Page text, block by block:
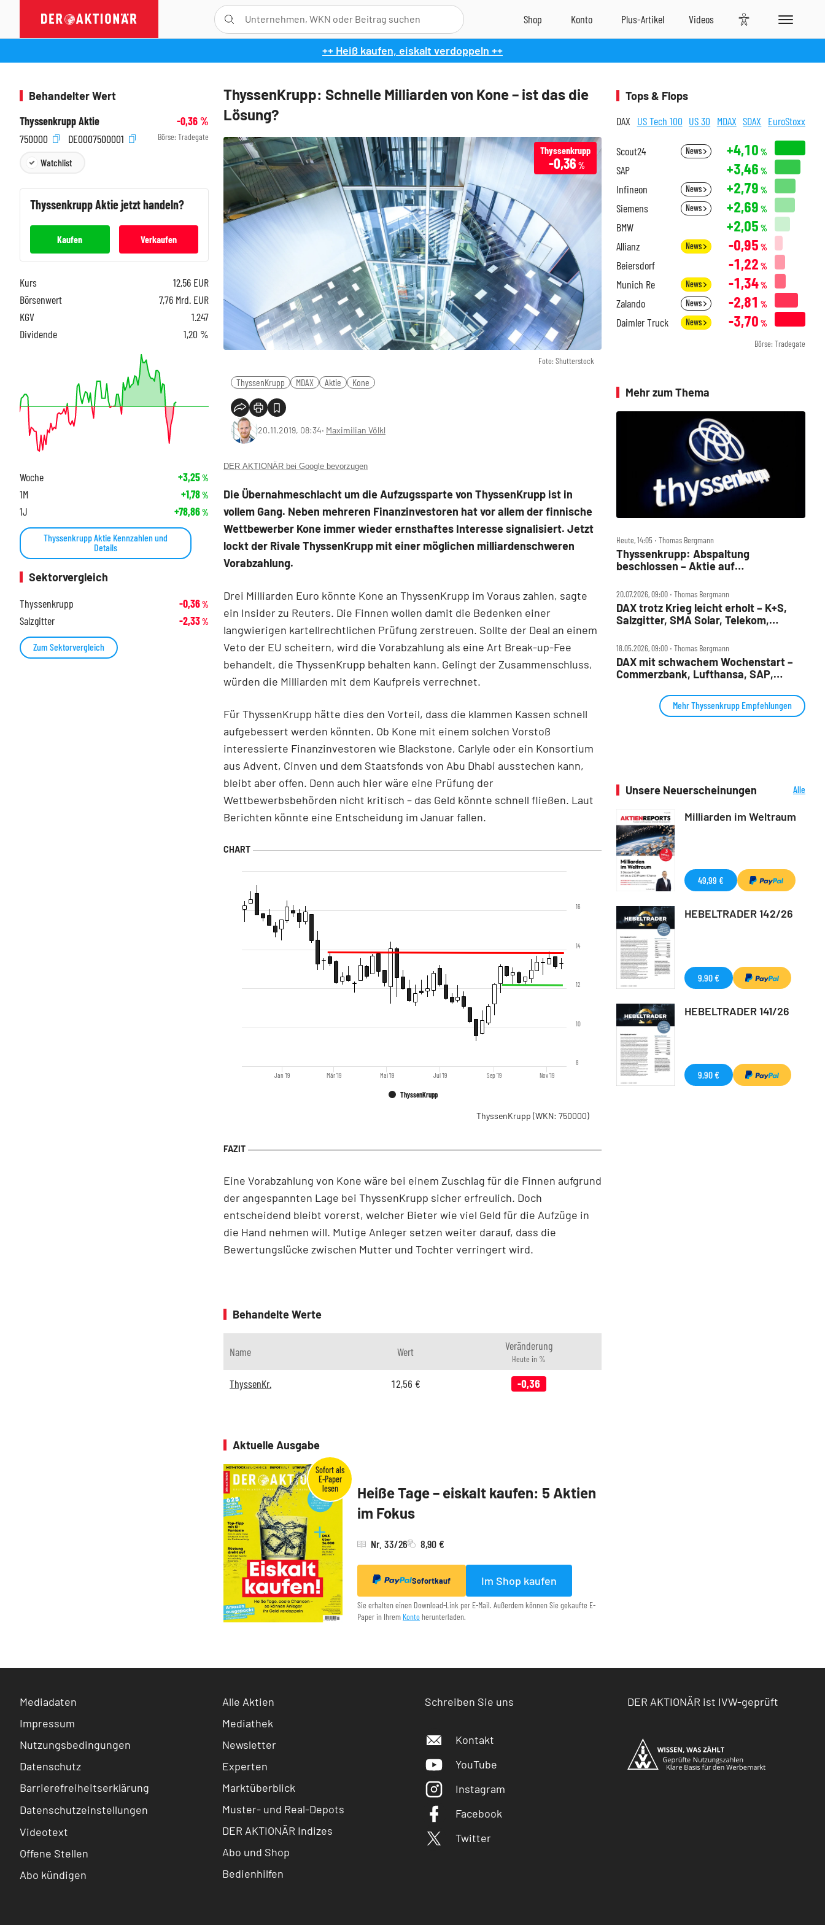
++ Heiß kaufen, eiskalt verdoppeln ++
ThyssenKrupp: Schnelle Milliarden von Kone – ist das die
Lösung?
Foto: Shutterstock
Thyssenkrupp
-0,36 %
ThyssenKrupp MDAX Aktie Kone
20.11.2019, 08:34‧ Maximilian Völkl
DER AKTIONÄR bei Google bevorzugen
Die Übernahmeschlacht um die Aufzugssparte von ThyssenKrupp ist in
vollem Gang. Neben mehreren Finanzinvestoren hat vor allem der finnische
Wettbewerber Kone immer wieder ernsthaftes Interesse signalisiert. Jetzt
lockt der Rivale ThyssenKrupp mit einer möglichen milliardenschweren
Vorabzahlung.
Drei Milliarden Euro könnte Kone an ThyssenKrupp im Voraus zahlen, sagte
ein Insider zu Reuters. Die Finnen wollen damit die Bedenken einer
langwierigen kartellrechtlichen Prüfung zerstreuen. Sollte der Deal an einem
Veto der EU scheitern, wird die Vorabzahlung als eine Art Break-up-Fee
behandelt, die ThyssenKrupp behalten kann. Gelingt der Zusammenschluss,
würden die Milliarden mit dem Kaufpreis verrechnet.
Für ThyssenKrupp hätte dies den Vorteil, dass die klammen Kassen schnell
aufgebessert werden könnten. Ob Kone mit einem solchen Vorstoß
interessierte Finanzinvestoren wie Blackstone, Carlyle oder ein Konsortium
aus Advent, Cinven und dem Staatsfonds von Abu Dhabi ausstechen kann,
bleibt aber offen. Denn auch hier wäre eine Prüfung der
Wettbewerbsbehörden nicht kritisch – das Geld könnte schnell fließen. Laut
Berichten könnte eine Entscheidung im Januar fallen.
ThyssenKrupp
Jan '19 Jul '19
Mär '19 Mai '19 Sep '19 Nov '19
8
10
12
14
16
ThyssenKrupp (WKN: 750000)
Eine Vorabzahlung von Kone wäre bei einem Zuschlag für die Finnen aufgrund
der angespannten Lage bei ThyssenKrupp sicher erfreulich. Doch
entscheidend bleibt vorerst, welcher Bieter wie viel Geld für die Aufzüge in
die Hand nehmen will. Mutige Anleger setzen weiter darauf, dass die
Bewertungslücke zwischen Mutter und Tochter verringert wird.
Behandelte Werte
Name Wert Veränderung
Heute in %
ThyssenKr. 12,56 € -0,36
Aktuelle Ausgabe
Heiße Tage – eiskalt kaufen: 5 Aktien
im Fokus
Nr. 33/26 8,90 €
Sofortkauf Im Shop kaufen
Sie erhalten einen Download-Link per E-Mail. Außerdem können Sie gekaufte E-
Paper in Ihrem Konto herunterladen.
Behandelter Wert
Thyssenkrupp Aktie
-0,36%
750000
DE0007500001 Börse: Tradegate
Watchlist
ThyssenkruppAktie jetzt handeln?
Kaufen Verkaufen
Kurs 12,56 EUR
Börsenwert
7,76 Mrd. EUR
KGV
1.247
Dividende
1,20 %
Woche +3,25%
1M +1,78%
1J +78,86%
Thyssenkrupp Aktie Kennzahlen und
Details
Sektorvergleich
Thyssenkrupp
-0,36%
Salzgitter -2,33%
Zum Sektorvergleich
Tops & Flops
DAX US Tech 100 US 30 MDAX SDAX EuroStoxx
Scout24 News +4,10 %
SAP +3,46 %
Infineon News +2,79 %
Siemens News +2,69 %
BMW +2,05 %
Allianz News -0,95 %
Beiersdorf -1,22 %
Munich Re News -1,34%
Zalando News -2,81 %
Daimler Truck News -3,70 %
Börse: Tradegate
Mehr zum Thema
Heute, 14:05 ‧ Thomas Bergmann
Thyssenkrupp: Abspaltung
beschlossen – Aktie auf
20.07.2026, 09:00 ‧ Thomas Bergmann
DAX trotz Krieg leicht erholt – K+S,
Salzgitter, SMA Solar, Telekom,
Check
18.05.2026, 09:00 ‧ Thomas Bergmann
DAX mit schwachem Wochenstart –
Commerzbank, Lufthansa, SAP,
Thyssenkrupp im Check
Mehr Thyssenkrupp Empfehlungen
Unsere Neuerscheinungen
Alle
Milliarden im Weltraum
49,99 €
HEBELTRADER 142/26
9,90 €
HEBELTRADER 141/26
9,90 €
Mediadaten
Impressum
Nutzungsbedingungen
Datenschutz
Barrierefreiheitserklärung
Datenschutzeinstellungen
Videotext
Offene Stellen
Abo kündigen
Alle Aktien
Mediathek
Newsletter
Experten
Marktüberblick
Muster- und Real-Depots
DER AKTIONÄR Indizes
Abo und Shop
Bedienhilfen
Schreiben Sie uns
Kontakt
YouTube
Instagram
Facebook
Twitter
DER AKTIONÄR ist IVW-geprüft